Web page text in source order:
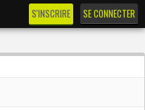
S'INSCRIRE SE CONNECTER